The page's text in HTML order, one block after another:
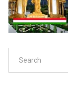
Search